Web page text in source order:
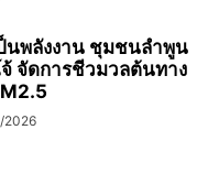
นพลังงาน ชุมชนลำพูน
จัดการชีวมวลต้นทาง
2026